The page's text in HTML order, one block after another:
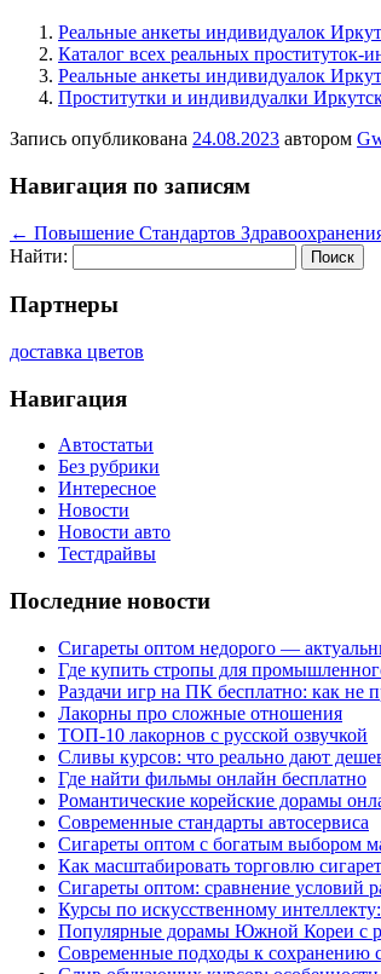
Реальные анкеты индивидуалок
Каталог всех реальных проституток-
Реальные анкеты индивидуалок
Проститутки и индивидуалки
Запись опубликована 24.08.2023 автором
Навигация по записям
← Повышение Стандартов
Найти:
Партнеры
доставка цветов
Навигация
Автостатьи
Без рубрики
Интересное
Новости
Новости авто
Тестдрайвы
Последние новости
Сигареты оптом недорого —
Где купить стропы для
Раздачи игр на ПК бесплатно: как не
Лакорны про сложные отношения
ТОП-10 лакорнов с русской озвучкой
Сливы курсов: что реально дают
Где найти фильмы онлайн бесплатно
Романтические корейские дорамы
Современные стандарты автосервиса
Сигареты оптом с богатым выбором
Как масштабировать торговлю
Сигареты оптом: сравнение условий
Курсы по искусственному
Популярные дорамы Южной Кореи с
Современные подходы к сохранению